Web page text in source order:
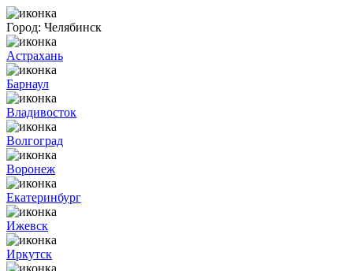
Город: Челябинск
Астрахань
Барнаул
Владивосток
Волгоград
Воронеж
Екатеринбург
Ижевск
Иркутск